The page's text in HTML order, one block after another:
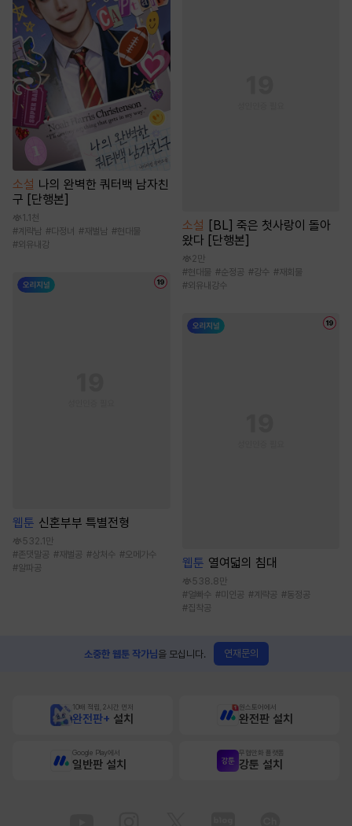
소설 나의 완벽한 쿼터백 남자친
구 [단행본]
1.1천
# 계략남 #다정녀 # 재벌남 #현대물
#외유내강
웹툰 신혼부부 특별전형
532.1만
#존댓말공 # 재벌공 #상처수 #오메가수
#알파공
소설 [BL] 죽은 첫사랑이 돌아
왔다 [단행본]
2만
#현대물 #순정공 #강수 #재회물
#외유내강수
웹툰 열여덟의 침대
538.8만
#얼빠수 #미인공 #계략공 #동정공
#집착공
소중한 웹툰 작가님을 모십니다. 연재문의
10배 적립, 2시간 먼저
완전판+ 설치
원스토어에서
완전판 설치
Google Play에서
일반판 설치
무협만화 플랫폼
강툰 설치